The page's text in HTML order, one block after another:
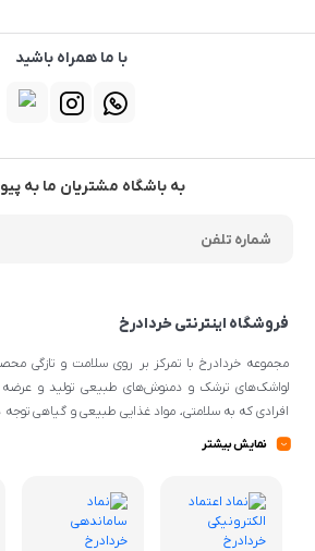
با ما همراه باشید
به باشگاه مشتریان ما به
فروشگاه اینترنتی خردادرخ
مجموعه خردادرخ با تمرکز بر روی سلامت و تازگی
لواشک‌های ترشک و دمنوش‌های طبیعی تولید و عرضه
افرادی که به سلامتی، مواد غذایی طبیعی و گیاهی
به اینکه از مواد اولیه طبیعی و کیفیتی برای تهیه
نمایش بیشتر